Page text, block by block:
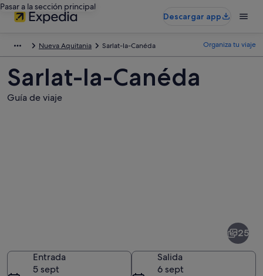
Pasar a la sección principal
Descargar app
Nueva Aquitania Sarlat-la-Canéda Organiza tu viaje
Sarlat-la-Canéda
Guía de viaje
Canéda
25
Entrada
5 sept
Salida
6 sept